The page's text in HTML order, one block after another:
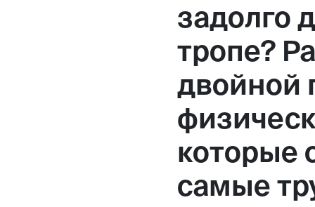
задолго
тропе?
двойной
которые
самые